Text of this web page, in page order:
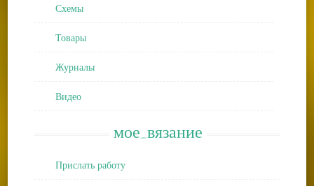
Схемы
Товары
Журналы
Видео
мое_вязание
Прислать работу